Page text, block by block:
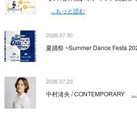
...もっと読む
2026.07.30
夏踊祭 ~Summer Dance Festa
2026.07.23
中村渚央 / CONTEMPORARY